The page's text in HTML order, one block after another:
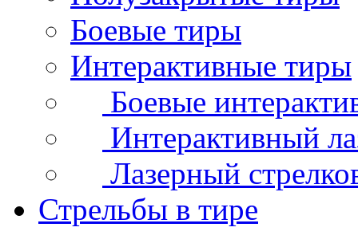
Боевые тиры
Интерактивные тиры
Боевые
Интерактивный
Лазерный
Стрельбы в тире